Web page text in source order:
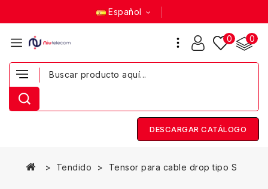
Español
0
0
DESCARGAR CATÁLOGO
Tendido Tensor para cable drop tipo S